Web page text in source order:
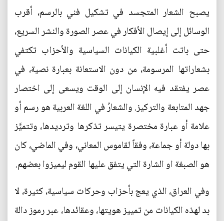
يصبح الشعار المتجسد في تشكيل فني بالرسم، أقرب
الوسائل إلى إيصال الأفكار في عصر الصورة والنشر السريع،
حتى باتت أغلبية الكيانات السياسية والأحزاب تكتفي
بشعاراتها المرسومة، من دون الاستعانة بعبارة نصية، في
عصر يفتقد فيه الإنسان إلى الوقت ويسعى إلى اختصار
جهد المتابعة والتركيز. والشعارُ في اللغة العربية هو رسم أو
علامة أو عبارة مختصرة يتيسر تذكرها وترديدها، وتتميَّز
بها دولة أو جماعة، وفقاً لقاموس المعاني، وفي الماضي، كان
هو الصبغة او الشارة التي يتفق عليها القوم ليميزوا بعضهم.
وفي العراق، الذي يعج بأحزاب وحركات سياسية، كثيرة، لا
بد لهذه الكيانات من تمييز هويتها، وعقائدها، عبر رموز دالة